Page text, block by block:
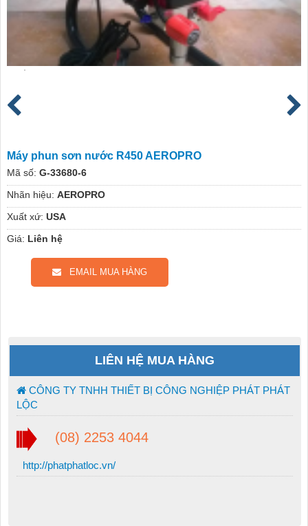
Máy phun sơn nước R450 AEROPRO
Mã số: G-33680-6
Nhãn hiệu: AEROPRO
Xuất xứ: USA
Giá: Liên hệ
EMAIL MUA HÀNG
LIÊN HỆ MUA HÀNG
CÔNG TY TNHH THIẾT BỊ CÔNG NGHIỆP PHÁT PHÁT
LỘC
(08) 2253 4044
http://phatphatloc.vn/